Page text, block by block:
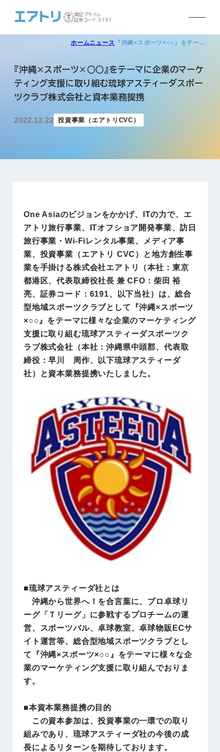
東証プライム
証券コード:6191
ホームニュース 『沖縄×スポーツ×○○』をテー…
『沖縄×スポーツ×○○』をテーマに企業のマーケ
ティング支援に取り組む琉球アスティーダスポー
ツクラブ株式会社と資本業務提携
2022.12.22 投資事業（エアトリCVC）
One Asiaのビジョンをかかげ、ITの力で、エ
アトリ旅行事業、ITオフショア開発事業、訪日
旅行事業・Wi-Fiレンタル事業、メディア事
業、投資事業（エアトリ CVC）と地方創生事
業を手掛ける株式会社エアトリ（本社：東京
都港区、代表取締役社長 兼 CFO：柴田 裕
亮、証券コード：6191、以下当社）は、総合
型地域スポーツクラブとして『沖縄×スポーツ
×○○』をテーマに様々な企業のマーケティング
支援に取り組む琉球アスティーダスポーツク
ラブ株式会社（本社：沖縄県中頭郡、代表取
締役：早川 周作、以下琉球アスティーダ
社）と資本業務提携いたしました。
■琉球アスティーダ社とは
沖縄から世界へ！を合言葉に、プロ卓球リ
ーグ「Ｔリーグ」に参戦するプロチームの運
営、スポーツバル、卓球教室、卓球物販ECサ
イト運営等、総合型地域スポーツクラブとし
て『沖縄×スポーツ×○○』をテーマに様々な企
業のマーケティング支援に取り組んでおりま
す。
■本資本業務提携の目的
この資本参加は、投資事業の一環での取り
組みであり、琉球アスティーダ社の今後の成
長によるリターンを期待しております。